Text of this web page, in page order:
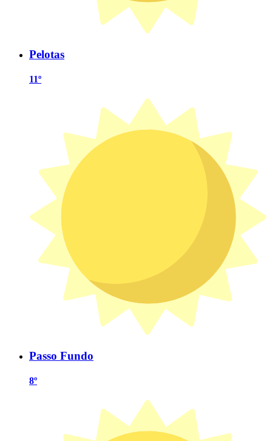
Pelotas
11º
Passo Fundo
8º